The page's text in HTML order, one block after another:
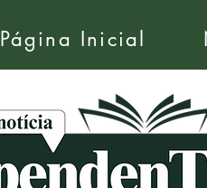
Página Inicial